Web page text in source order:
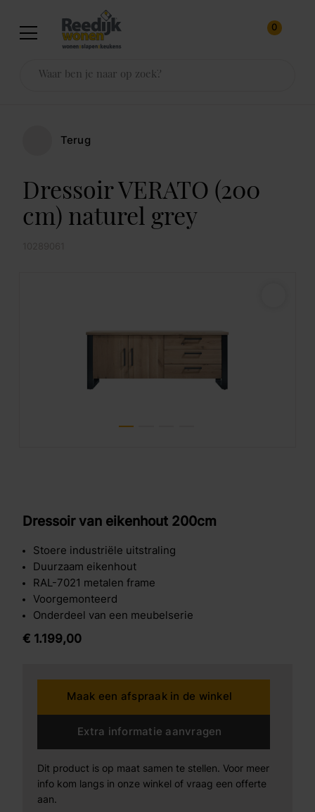
0
Terug
Dressoir VERATO (200
cm) naturel grey
Dressoir van eikenhout 200cm
Stoere industriële uitstraling
Duurzaam eikenhout
RAL-7021 metalen frame
Voorgemonteerd
Onderdeel van een meubelserie
€ 1.199,00
Maak een afspraak in de winkel
Extra informatie aanvragen
Dit product is op maat samen te stellen. Voor meer
info kom langs in onze winkel of vraag een offerte
aan.